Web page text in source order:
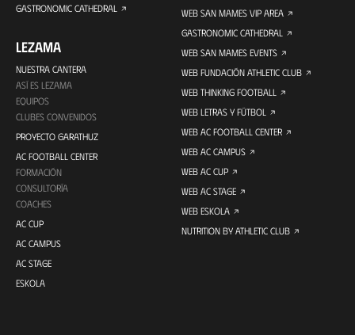
GASTRONOMIC CATHEDRAL
LEZAMA
NUESTRA CANTERA
ASÍ ES LEZAMA
EQUIPOS
CLUBES CONVENIDOS
PROYECTO GARATHUZ
AC FOOTBALL CENTER
FORMACIÓN
CONSULTORÍA
COACHES
AC CUP
AC CAMPUS
AC STAGE
ESKOLA
WEB SAN MAMES VIP AREA
GASTRONOMIC CATHEDRAL
WEB SAN MAMES EVENTS
WEB FUNDACIÓN ATHLETIC CLUB
WEB THINKING FOOTBALL
WEB LETRAS Y FÚTBOL
WEB AC FOOTBALL CENTER
WEB AC CAMPUS
WEB AC CUP
WEB AC STAGE
WEB ESKOLA
NUTRITION BY ATHLETIC CLUB